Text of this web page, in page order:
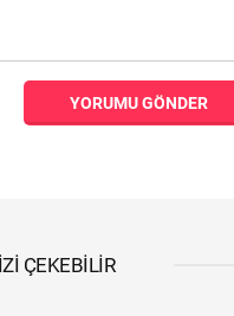
YORUMU GÖNDER
ÇEKEBILIR